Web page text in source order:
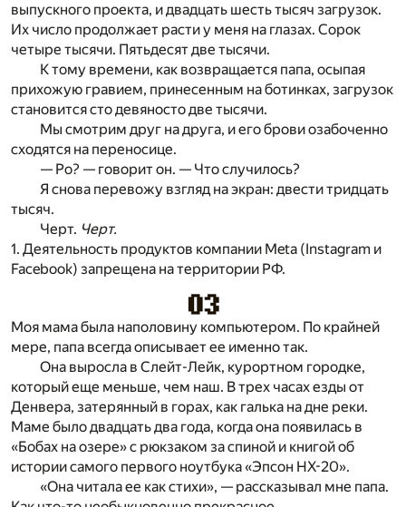
выпускного проекта, и двадцать шесть тысяч загрузок.
Их число продолжает расти у меня на глазах. Сорок
четыре тысячи. Пятьдесят две тысячи.
К тому времени, как возвращается папа, осыпая
прихожую гравием, принесенным на ботинках, загрузок
становится сто девяносто две тысячи.
Мы смотрим друг на друга, и его брови озабоченно
сходятся на переносице.
— Ро? — говорит он. — Что случилось?
Я снова перевожу взгляд на экран: двести тридцать
тысяч.
Черт. Черт.
1. Деятельность продуктов компании Meta (Instagram и
Facebook) запрещена на территории РФ.
Моя мама была наполовину компьютером. По крайней
мере, папа всегда описывает ее именно так.
Она выросла в Слейт-Лейк, курортном городке,
который еще меньше, чем наш. В трех часах езды от
Денвера, затерянный в горах, как галька на дне реки.
Маме было двадцать два года, когда она появилась в
«Бобах на озере» с рюкзаком за спиной и книгой об
истории самого первого ноутбука «Эпсон HX-20».
«Она читала ее как стихи», — рассказывал мне папа.